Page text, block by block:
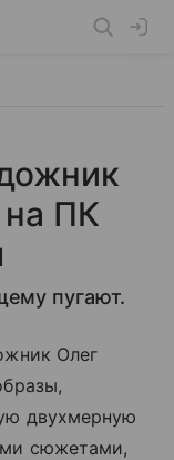
на ПК
пугают.
Олег
двухмерную
сюжетами,